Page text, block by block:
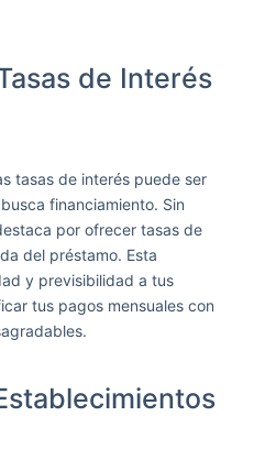
de Interés
tasas de interés puede ser
financiamiento. Sin
por ofrecer tasas de
del préstamo. Esta
y previsibilidad a tus
tus pagos mensuales con